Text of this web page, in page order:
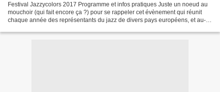
Festival Jazzycolors 2017 Programme et infos pratiques Juste un noeud au
mouchoir (qui fait encore ça ?) pour se rappeler cet évènement qui réunit
chaque année des représentants du jazz de divers pays européens, et au-